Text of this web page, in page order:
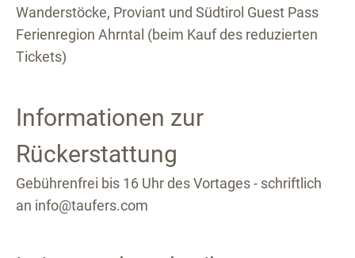
Wanderstöcke, Proviant und Südtirol Guest Pass
Ferienregion Ahrntal (beim Kauf des reduzierten
Tickets)
Informationen zur
Rückerstattung
Gebührenfrei bis 16 Uhr des Vortages - schriftlich
an info@taufers.com